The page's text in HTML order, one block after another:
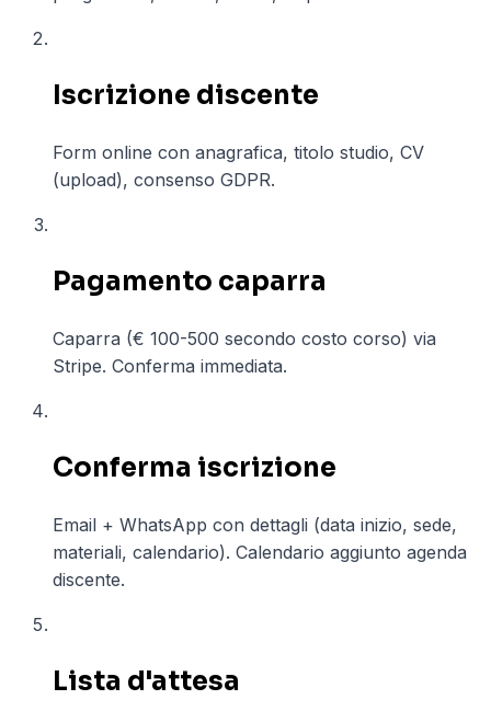
Iscrizione discente
Form online con anagrafica, titolo studio, CV
(upload), consenso GDPR.
Pagamento caparra
Caparra (€ 100-500 secondo costo corso) via
Stripe. Conferma immediata.
Conferma iscrizione
Email + WhatsApp con dettagli (data inizio, sede,
materiali, calendario). Calendario aggiunto agenda
discente.
Lista d'attesa